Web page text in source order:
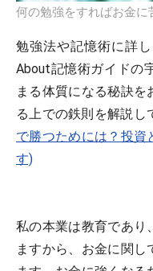
何の勉強をすればお金
勉強法や記憶術に詳
About記憶術ガイドの
まる体質になる秘訣
る上での鉄則を解説し
で勝つためには？投資
す)
私の本業は教育であり
ますから、お金に関